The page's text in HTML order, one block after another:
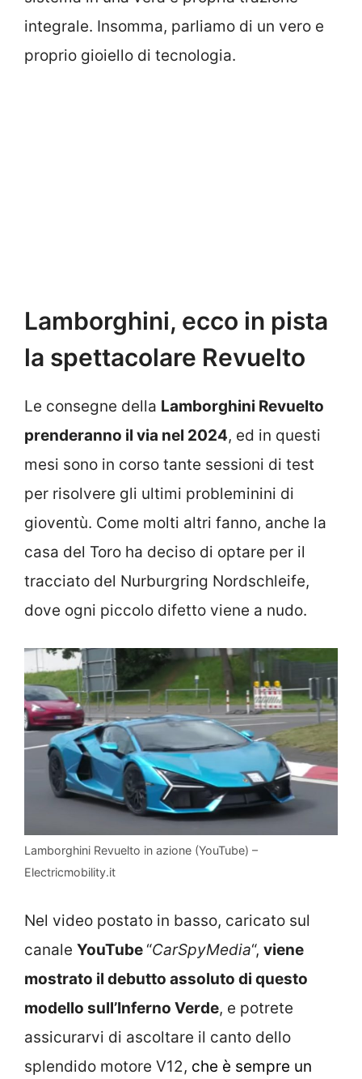
integrale. Insomma, parliamo di un vero e
proprio gioiello di tecnologia.
Lamborghini, ecco in pista
la spettacolare Revuelto
Le consegne della Lamborghini Revuelto
prenderanno il via nel 2024, ed in questi
mesi sono in corso tante sessioni di test
per risolvere gli ultimi probleminini di
gioventù. Come molti altri fanno, anche la
casa del Toro ha deciso di optare per il
tracciato del Nurburgring Nordschleife,
dove ogni piccolo difetto viene a nudo.
Lamborghini Revuelto in azione (YouTube) –
Electricmobility.it
Nel video postato in basso, caricato sul
canale YouTube “CarSpyMedia“, viene
mostrato il debutto assoluto di questo
modello sull’Inferno Verde, e potrete
assicurarvi di ascoltare il canto dello
splendido motore V12, che è sempre un